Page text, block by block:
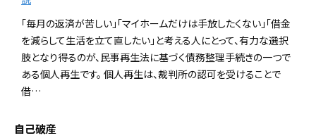
「毎月の返済が苦しい」「マイホームだけは手放したくない」「借金
を減らして生活を立て直したい」と考える人にとって、有力な選択
肢となり得るのが、民事再生法に基づく債務整理手続きの一つで
ある個人再生です。 個人再生は、裁判所の認可を受けることで
借…
自己破産